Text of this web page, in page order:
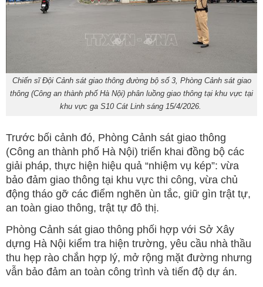
Chiến sĩ Đội Cảnh sát giao thông đường bộ số 3, Phòng Cảnh sát giao
thông (Công an thành phố Hà Nội) phân luồng giao thông tại khu vực tại
khu vực ga S10 Cát Linh sáng 15/4/2026.
Trước bối cảnh đó, Phòng Cảnh sát giao thông
(Công an thành phố Hà Nội) triển khai đồng bộ các
giải pháp, thực hiện hiệu quả “nhiệm vụ kép”: vừa
bảo đảm giao thông tại khu vực thi công, vừa chủ
động tháo gỡ các điểm nghẽn ùn tắc, giữ gìn trật tự,
an toàn giao thông, trật tự đô thị.
Phòng Cảnh sát giao thông phối hợp với Sở Xây
dựng Hà Nội kiểm tra hiện trường, yêu cầu nhà thầu
thu hẹp rào chắn hợp lý, mở rộng mặt đường nhưng
vẫn bảo đảm an toàn công trình và tiến độ dự án.